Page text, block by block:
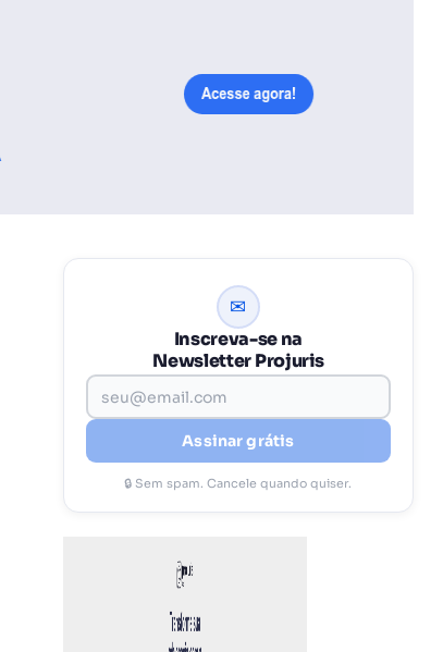
✉
Inscreva-se na
Newsletter Projuris
Assinar grátis
🔒 Sem spam. Cancele quando quiser.